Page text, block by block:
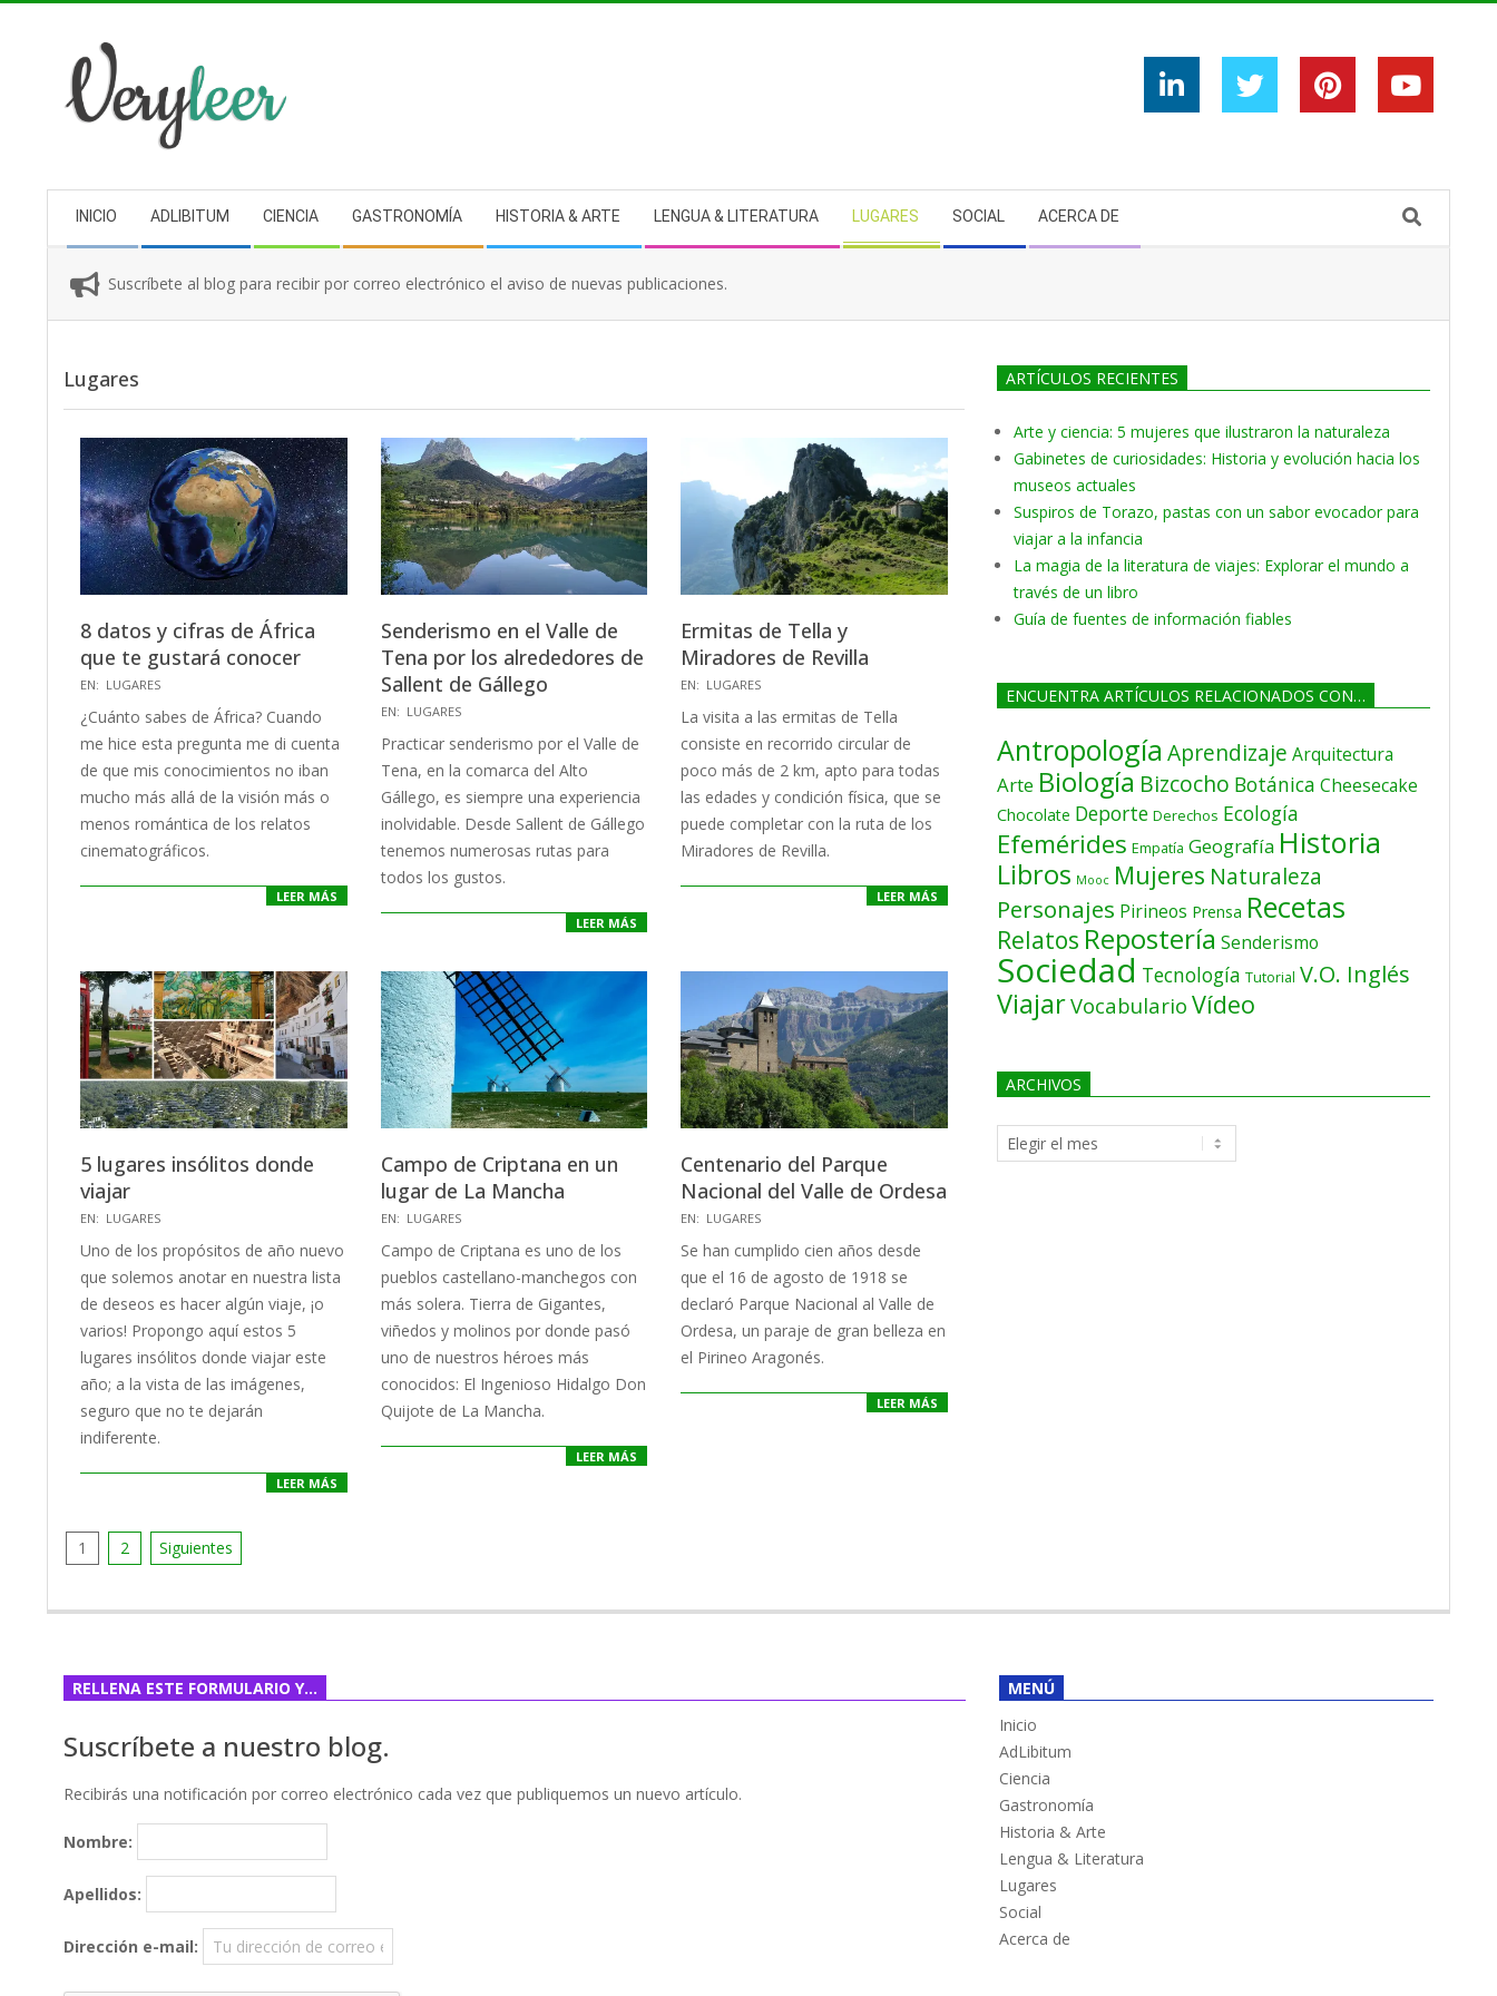
Navigation
Menu
INICIO ADLIBITUM CIENCIA GASTRONOMÍA HISTORIA & ARTE LENGUA & LITERATURA LUGARES SOCIAL ACERCA DE Search
Suscríbete al blog para recibir por correo electrónico el aviso de nuevas publicaciones.
Lugares
8 datos y cifras de África
que te gustará conocer
2020-
12-
EN: LUGARES
¿Cuánto sabes de África? Cuando
me hice esta pregunta me di cuenta
de que mis conocimientos no iban
mucho más allá de la visión más o
menos romántica de los relatos
cinematográficos.
LEER MÁS
Senderismo en el Valle de
Tena por los alrededores de
Sallent de Gállego
2020-
09-
10
EN: LUGARES
Practicar senderismo por el Valle de
Tena, en la comarca del Alto
Gállego, es siempre una experiencia
inolvidable. Desde Sallent de Gállego
tenemos numerosas rutas para
todos los gustos.
LEER MÁS
Ermitas de Tella y
Miradores de Revilla
2020-
04-
EN: LUGARES
La visita a las ermitas de Tella
consiste en recorrido circular de
poco más de 2 km, apto para todas
las edades y condición física, que se
puede completar con la ruta de los
Miradores de Revilla.
LEER MÁS
5 lugares insólitos donde
viajar
2020-
01-
06
EN: LUGARES
Uno de los propósitos de año nuevo
que solemos anotar en nuestra lista
de deseos es hacer algún viaje, ¡o
varios! Propongo aquí estos 5
lugares insólitos donde viajar este
año; a la vista de las imágenes,
seguro que no te dejarán
indiferente.
LEER MÁS
Campo de Criptana en un
lugar de La Mancha
2019-
02-
14
EN: LUGARES
Campo de Criptana es uno de los
pueblos castellano-manchegos con
más solera. Tierra de Gigantes,
viñedos y molinos por donde pasó
uno de nuestros héroes más
conocidos: El Ingenioso Hidalgo Don
Quijote de La Mancha.
LEER MÁS
Centenario del Parque
Nacional del Valle de Ordesa
2018-
08-
31
EN: LUGARES
Se han cumplido cien años desde
que el 16 de agosto de 1918 se
declaró Parque Nacional al Valle de
Ordesa, un paraje de gran belleza en
el Pirineo Aragonés.
LEER MÁS
Paginación
entradas
1 2 Siguientes
ARTÍCULOS RECIENTES
Arte y ciencia: 5 mujeres que ilustraron la naturaleza
Gabinetes de curiosidades: Historia y evolución hacia los
museos actuales
Suspiros de Torazo, pastas con un sabor evocador para
viajar a la infancia
La magia de la literatura de viajes: Explorar el mundo a
través de un libro
Guía de fuentes de información fiables
ENCUENTRA ARTÍCULOS RELACIONADOS CON…
Antropología Aprendizaje Arquitectura
Arte Biología Bizcocho Botánica Cheesecake
Chocolate Deporte Derechos Ecología
Efemérides Empatía Geografía Historia
Libros Mooc Mujeres Naturaleza
Personajes Pirineos Prensa Recetas
Relatos Repostería Senderismo
Sociedad Tecnología Tutorial V.O. Inglés
ViajarVocabulario Vídeo
ARCHIVOS
Archivos
RELLENA ESTE FORMULARIO Y…
Suscríbete a nuestro blog.
Recibirás una notificación por correo electrónico cada vez que publiquemos un nuevo artículo.
Nombre:
Apellidos:
Dirección e-mail:
MENÚ
Inicio
AdLibitum
Ciencia
Gastronomía
Historia & Arte
Lengua & Literatura
Lugares
Social
Acerca de